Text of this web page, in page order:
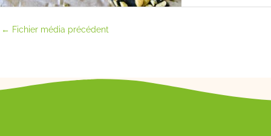
← Fichier média précédent